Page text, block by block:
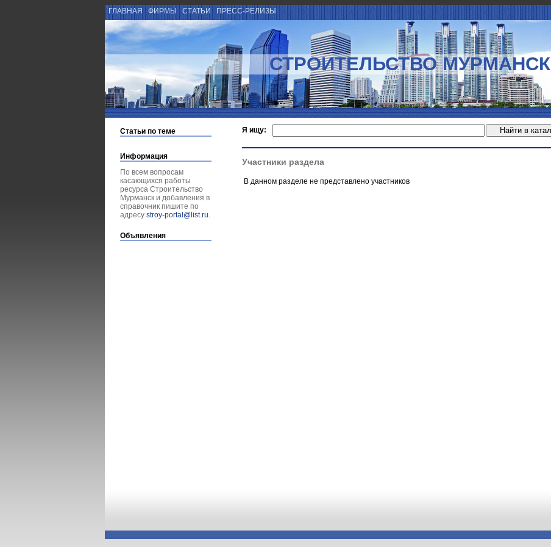
ГЛАВНАЯ ФИРМЫ СТАТЬИ ПРЕСС-РЕЛИЗЫ
СТРОИТЕЛЬСТВО МУРМАНСК
Статьи по теме
Информация
По всем вопросам
касающихся работы
ресурса Строительство
Мурманск и добавления в
справочник пишите по
адресу stroy-portal@list.ru.
Объявления
Я ищу:
Участники раздела
В данном разделе не представлено участников